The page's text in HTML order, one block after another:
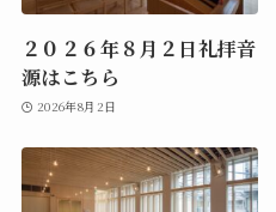
２０２６年８月２日礼拝音
源はこちら
2026年8月2日